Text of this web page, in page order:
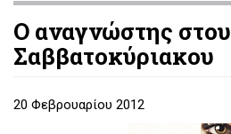
Ο αναγνώστης στου
Σαββατοκύριακου
20 Φεβρουαρίου 2012